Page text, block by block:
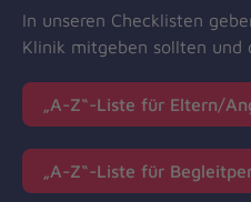
In unseren Checklisten
Klinik mitgeben sollten
„A-Z“-Liste für Eltern/
„A-Z“-Liste für